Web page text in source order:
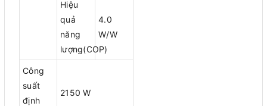
Hiệu
quả
năng
lượng(COP)
4.0
W/W
Công
suất
định
2150 W